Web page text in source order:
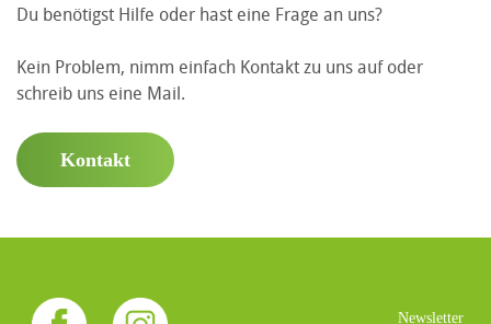
Du benötigst Hilfe oder hast eine Frage an uns?
Kein Problem, nimm einfach Kontakt zu uns auf oder
schreib uns eine Mail.
Kontakt
Newsletter